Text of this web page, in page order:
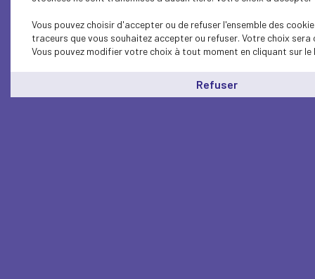
Vous pouvez choisir d'accepter ou de refuser l'ensemble des
traceurs que vous souhaitez accepter ou refuser. Votre choix
Vous pouvez modifier votre choix à tout moment en cliquant sur le
Refuser